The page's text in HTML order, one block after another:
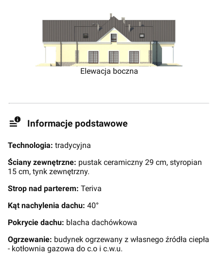
Elewacja boczna
Informacje podstawowe
Technologia: tradycyjna
Ściany zewnętrzne: pustak ceramiczny 29 cm, styropian
15 cm, tynk zewnętrzny.
Strop nad parterem: Teriva
Kąt nachylenia dachu: 40°
Pokrycie dachu: blacha dachówkowa
Ogrzewanie: budynek ogrzewany z własnego źródła ciepła
- kotłownia gazowa do c.o i c.w.u.